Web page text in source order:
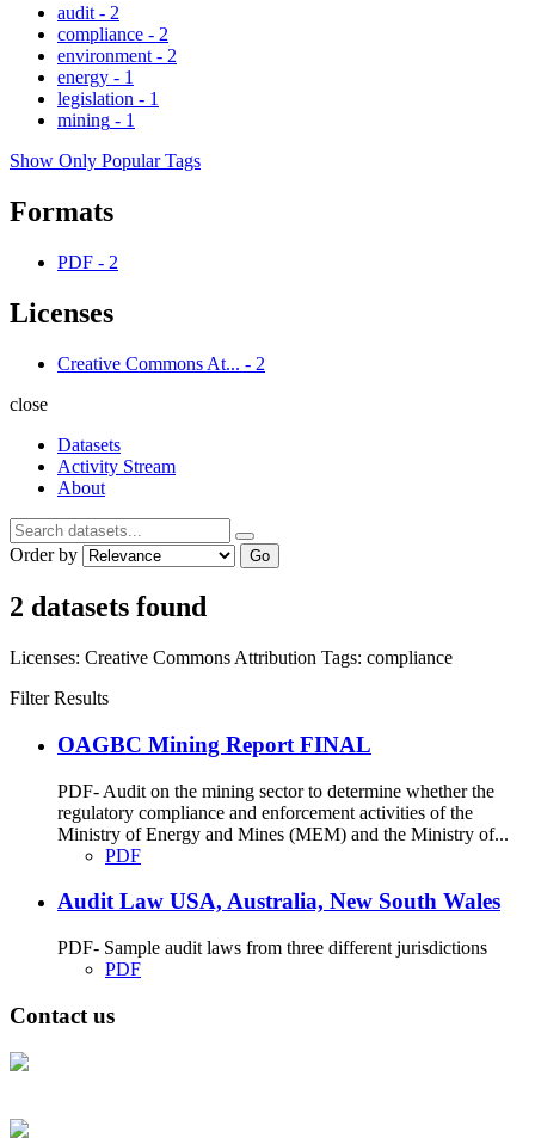
audit - 2
compliance - 2
environment - 2
energy - 1
legislation - 1
mining - 1
Show Only Popular Tags
Formats
PDF - 2
Licenses
Creative Commons At... - 2
close
Datasets
Activity Stream
About
Order by Go
2 datasets found
Licenses: Creative Commons Attribution Tags: compliance
Filter Results
OAGBC Mining Report FINAL
PDF- Audit on the mining sector to determine whether the
regulatory compliance and enforcement activities of the
Ministry of Energy and Mines (MEM) and the Ministry of...
PDF
Audit Law USA, Australia, New South Wales
PDF- Sample audit laws from three different jurisdictions
PDF
Contact us